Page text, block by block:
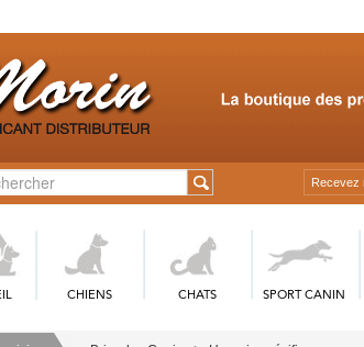
Recevez
CHIENS CHATS SPORT CANIN